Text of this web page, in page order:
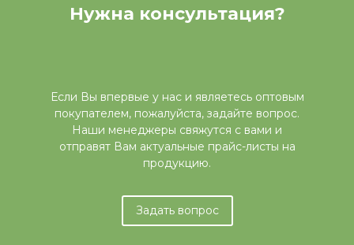
Нужна консультация?
Если Вы впервые у нас и являетесь оптовым
покупателем, пожалуйста, задайте вопрос.
Наши менеджеры свяжутся с вами и
отправят Вам актуальные прайс-листы на
продукцию.
Задать вопрос